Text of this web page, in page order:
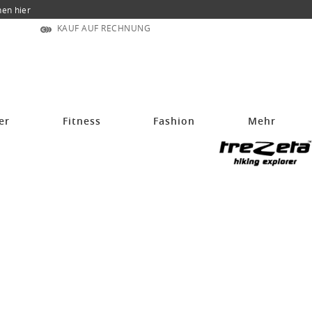
hier
KAUF AUF RECHNUNG
Fitness Fashion Mehr